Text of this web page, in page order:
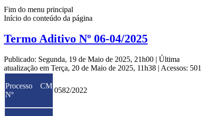
Fim do menu principal
Início do conteúdo da página
Termo Aditivo Nº 06-04/2025
Publicado: Segunda, 19 de Maio de 2025, 21h00 | Última
atualização em Terça, 20 de Maio de 2025, 11h38 | Acessos: 501
Processo CM
Nº
0582/2022